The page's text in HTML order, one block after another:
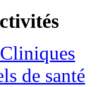
de santé